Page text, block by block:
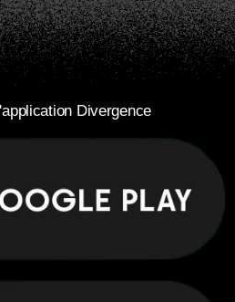
Divergence